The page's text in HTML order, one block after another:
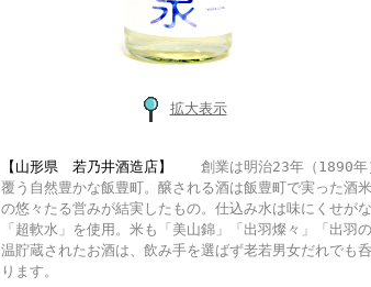
拡大表示
【山形県 若乃井酒造店】
創業は明治23年（1890年
覆う自然豊かな飯豊町。醸される酒は飯豊町で実った酒
の悠々たる営みが結実したもの。仕込み水は味にくせが
「超軟水」を使用。米も「美山錦」「出羽燦々」「出
温貯蔵されたお酒は、飲み手を選ばず老若男女だれでも
ります。